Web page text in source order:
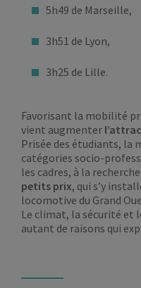
5h49 de Marseille,
3h51 de Lyon,
3h25 de Lille.
Favorisant la mobilité
vient augmenter
Prisée des étudiants, la
catégories socio-
les cadres, à la
petits prix, qui s’y
locomotive du Grand
Le climat, la sécurité et
autant de raisons qui